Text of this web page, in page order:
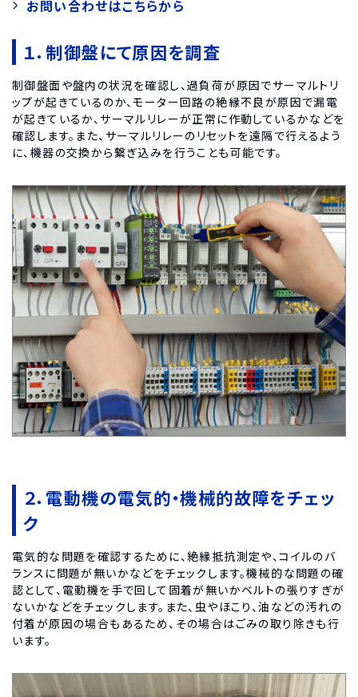
お問い合わせはこちらから
１．制御盤にて原因を調査
制御盤面や盤内の状況を確認し、過負荷が原因でサーマルトリ
ップが起きているのか、モーター回路の絶縁不良が原因で漏電
が起きているか、サーマルリレーが正常に作動しているかなどを
確認します。また、サーマルリレーのリセットを遠隔で行えるよう
に、機器の交換から繋ぎ込みを行うことも可能です。
２．電動機の電気的・機械的故障をチェッ
ク
電気的な問題を確認するために、絶縁抵抗測定や、コイルのバ
ランスに問題が無いかなどをチェックします。機械的な問題の確
認として、電動機を手で回して固着が無いかベルトの張りすぎが
ないかなどをチェックします。また、虫やほこり、油などの汚れの
付着が原因の場合もあるため、その場合はごみの取り除きも行
います。